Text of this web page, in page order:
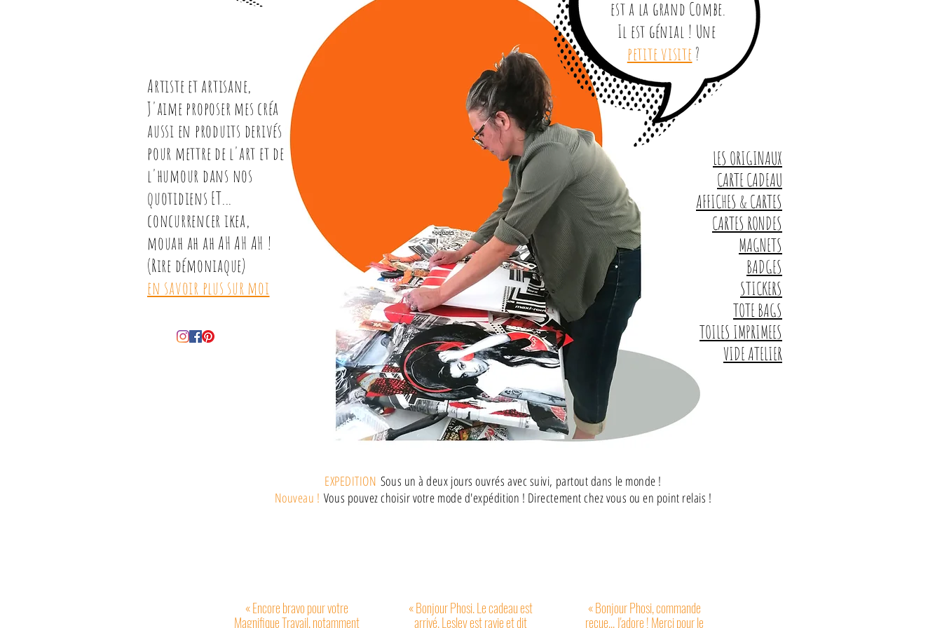
LES ORIGINAUX
CARTE CADEAU
AFFICHES & CARTES
CARTES RONDES
MAGNETS
BADGES
STICKERS
TOTE BAGS
TOILES IMPRIMEES
VIDE ATELIER
est a la grand Combe.
Il est génial ! Une
petite visite ?
Artiste et artisane,
J'aime proposer mes créa
aussi en produits derivés
pour mettre de l'art et de
l'humour dans nos
quotidiens ET...
concurrencer ikea,
mouah ah ah AH AH AH !
(Rire démoniaque)
en savoir plus sur moi
EXPEDITION Sous un à deux jours ouvrés avec suivi, partout dans le monde !
Nouveau ! Vous pouvez choisir votre mode d'expédition ! Directement chez vous ou en point relais !
« Encore bravo pour votre
Magnifique Travail, notamment
« Bonjour Phosi. Le cadeau est
arrivé. Lesley est ravie et dit
« Bonjour Phosi, commande
reçue... J'adore ! Merci pour le